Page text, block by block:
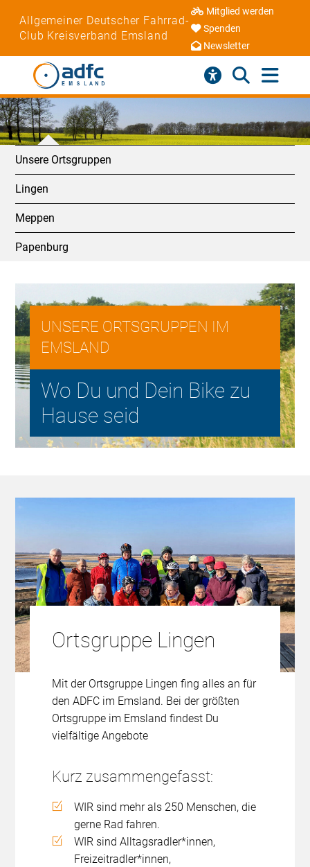
Allgemeiner Deutscher Fahrrad-
Club Kreisverband Emsland
Mitglied werden
Spenden
Newsletter
Unsere Ortsgruppen
Lingen
Meppen
Papenburg
UNSERE ORTSGRUPPEN IM
EMSLAND
Wo Du und Dein Bike zu
Hause seid
Ortsgruppe Lingen
Mit der Ortsgruppe Lingen fing alles an für
den ADFC im Emsland. Bei der größten
Ortsgruppe im Emsland findest Du
vielfältige Angebote
Kurz zusammengefasst:
WIR sind mehr als 250 Menschen, die
gerne Rad fahren.
WIR sind Alltagsradler*innen,
Freizeitradler*innen,